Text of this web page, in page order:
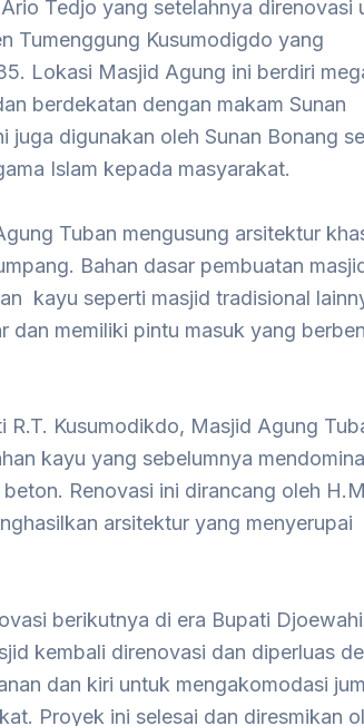
Tedjo yang setelahnya direnovasi
Tumenggung Kusumodigdo yang
Lokasi Masjid Agung ini berdiri
berdekatan dengan makam Sunan
juga digunakan oleh Sunan Bonang
Islam kepada masyarakat.
Tuban mengusung arsitektur
Bahan dasar pembuatan
kayu seperti masjid tradisional
dan memiliki pintu masuk yang
R.T. Kusumodikdo, Masjid Agung
kayu yang sebelumnya
Renovasi ini dirancang oleh
arsitektur yang menyerupai
berikutnya di era Bupati
kembali direnovasi dan diperluas
dan kiri untuk mengakomodasi
Proyek ini selesai dan diresmikan